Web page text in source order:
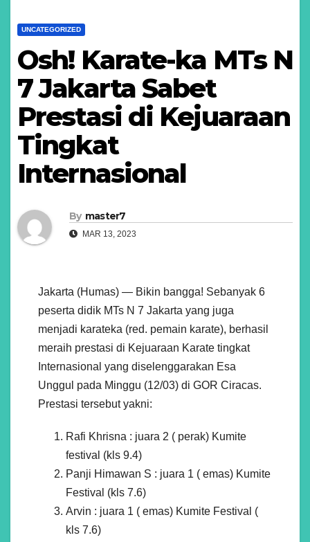
UNCATEGORIZED
Osh! Karate-ka MTs N
7 Jakarta Sabet
Prestasi di Kejuaraan
Tingkat
Internasional
By master7
MAR 13, 2023
Jakarta (Humas) — Bikin bangga! Sebanyak 6
peserta didik MTs N 7 Jakarta yang juga
menjadi karateka (red. pemain karate), berhasil
meraih prestasi di Kejuaraan Karate tingkat
Internasional yang diselenggarakan Esa
Unggul pada Minggu (12/03) di GOR Ciracas.
Prestasi tersebut yakni:
Rafi Khrisna : juara 2 ( perak) Kumite
festival (kls 9.4)
Panji Himawan S : juara 1 ( emas) Kumite
Festival (kls 7.6)
Arvin : juara 1 ( emas) Kumite Festival (
kls 7.6)